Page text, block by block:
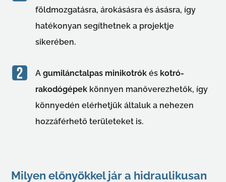
földmozgatásra, árokásásra és ásásra, így
hatékonyan segíthetnek a projektje
sikerében.
A gumilánctalpas minikotrókés kotró-
rakodógépekkönnyen manőverezhetők, így
könnyedén elérhetjük általuk a nehezen
hozzáférhető területeket is.
Milyen előnyökkel jár a hidraulikusan